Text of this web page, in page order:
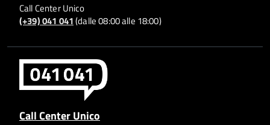
Call Center Unico
(+39) 041 041(dalle 08:00 alle 18:00)
Call Center Unico